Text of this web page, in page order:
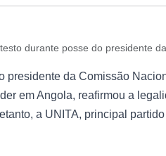
durante posse do presidente
presidente da Comissão
em Angola, reafirmou a
a UNITA, principal